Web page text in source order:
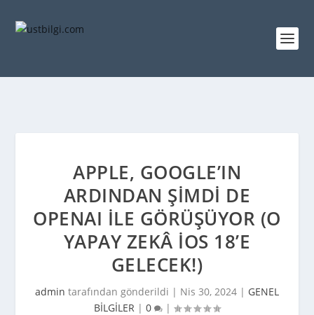
APPLE, GOOGLE’IN
ARDINDAN ŞIMDI DE
OPENAI ILE GÖRÜŞÜYOR (O
YAPAY ZEKÂ IOS 18’E
GELECEK!)
admin tarafından gönderildi | Nis 30, 2024 | GENEL
BİLGİLER | 0 |